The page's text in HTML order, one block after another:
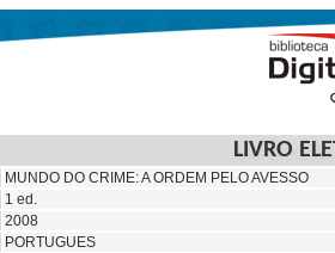
LIVRO
MUNDO DO CRIME: A ORDEM PELO AVESSO
1 ed.
2008
PORTUGUES